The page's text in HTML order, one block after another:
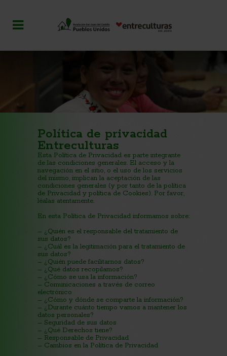
Política de privacidad
Entreculturas
Esta Política de Privacidad es parte integrante
de las condiciones generales. El acceso y la
navegación en el sitio, o el uso de los servicios
del mismo, implican la aceptación de las
condiciones generales (y por tanto de la política
de Privacidad y política de Cookies). Por favor,
léalas atentamente.
En esta Política de Privacidad informamos sobre:
– ¿Quién es el responsable del tratamiento de
sus datos?
– ¿Cuál es la legitimación para el tratamiento de
sus datos?
– ¿Quién puede facilitarnos datos?
– ¿Qué datos recopilamos?
– ¿Cómo se usa la información?
– Comunicaciones a través de correo
electrónico
– ¿Cómo y dónde se comparte la información?
– ¿Durante cuánto tiempo vamos a mantener los
datos personales?
– Seguridad de sus datos
– ¿Qué Derechos tiene?
– Responsable de Privacidad
– Cambios en la Política de Privacidad